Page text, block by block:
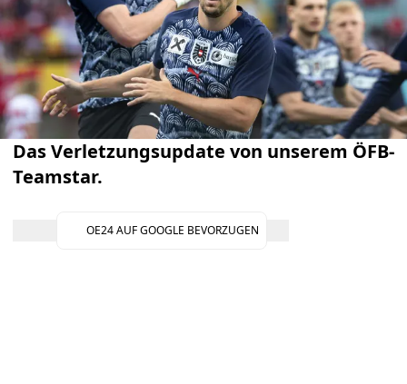
Das Verletzungsupdate von unserem ÖFB-
Teamstar.
OE24 AUF GOOGLE BEVORZUGEN